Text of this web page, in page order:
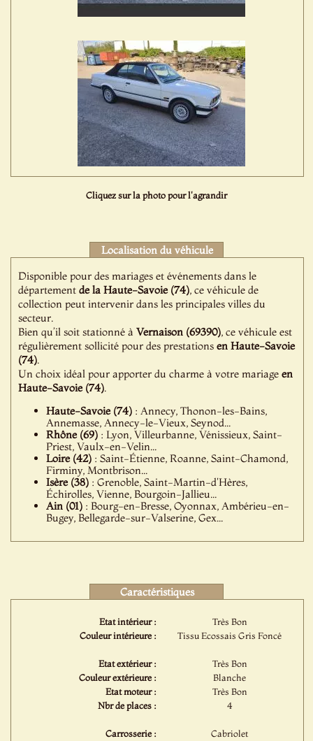
Cliquez sur la photo pour l'agrandir
Localisation du véhicule
Disponible pour des mariages et événements dans le
départementde la Haute-Savoie (74), ce véhicule de
collection peut intervenir dans les principales villes du
secteur.
Bien qu’il soit stationné àVernaison (69390), ce véhicule est
régulièrement sollicité pour des prestationsen Haute-Savoie
(74).
Un choix idéal pour apporter du charme à votre mariageen
Haute-Savoie (74).
Haute-Savoie (74) : Annecy, Thonon-les-Bains,
Annemasse, Annecy-le-Vieux, Seynod...
Rhône (69) : Lyon, Villeurbanne, Vénissieux, Saint-
Priest, Vaulx-en-Velin...
Loire (42) : Saint-Étienne, Roanne, Saint-Chamond,
Firminy, Montbrison...
Isère (38) : Grenoble, Saint-Martin-d'Hères,
Échirolles, Vienne, Bourgoin-Jallieu...
Ain (01) : Bourg-en-Bresse, Oyonnax, Ambérieu-en-
Bugey, Bellegarde-sur-Valserine, Gex...
Caractéristiques
Etat intérieur :
Très Bon
Couleur intérieure :
Tissu Ecossais Gris Foncé
Etat extérieur :
Très Bon
Couleur extérieure :
Blanche
Etat moteur :
Très Bon
Nbr de places :
4
Carrosserie :
Cabriolet